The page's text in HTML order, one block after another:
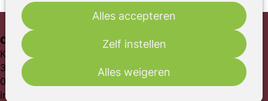
Alles accepteren
Zelf instellen
Alles weigeren
Contact
Kosterijland 12
3981 AJ Bunnik
030-6561369
info@parkinson-vereniging.nl